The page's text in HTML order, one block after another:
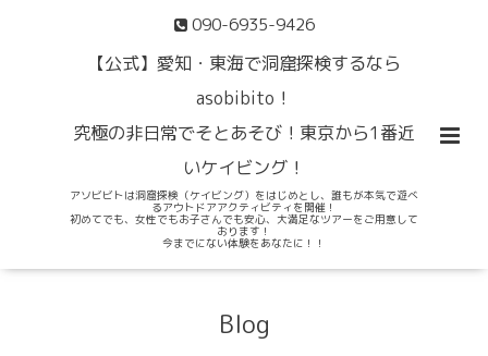
090-6935-9426
【公式】愛知・東海で洞窟探検するなら
asobibito！
究極の非日常でそとあそび！東京から1番近
いケイビング！
アソビビトは洞窟探検（ケイビング）をはじめとし、誰もが本気で遊べ
るアウトドアアクティビティを開催！
初めてでも、女性でもお子さんでも安心、大満足なツアーをご用意して
おります！
今までにない体験をあなたに！！
Blog